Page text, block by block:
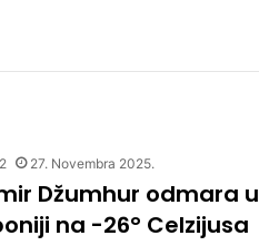
27. Novembra 2025.
Džumhur odmara u
na -26° Celzijusa